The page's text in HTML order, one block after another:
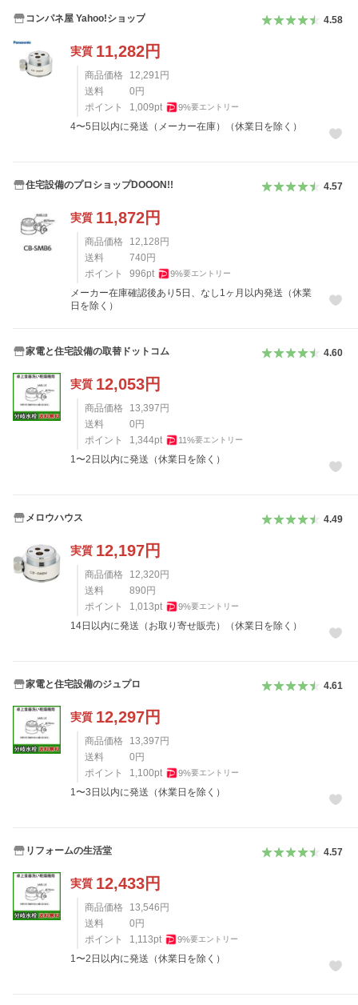
コンパネ屋 Yahoo!ショップ 4.58
実質 11,282円
商品価格 12,291 円
送料
0 円
ポイント
1,009pt 9%要エントリー
4〜5日以内に発送（メーカー在庫）（休業日を除く）
住宅設備のプロショップDOOON!! 4.57
実質 11,872円
商品価格 12,128 円
送料
740 円
ポイント
996pt 9%要エントリー
メーカー在庫確認後あり5日、なし1ヶ月以内発送（休業
日を除く）
家電と住宅設備の取替ドットコム 4.60
実質 12,053円
商品価格 13,397 円
送料
0 円
ポイント
1,344pt 11%要エントリー
1〜2日以内に発送（休業日を除く）
メロウハウス 4.49
実質 12,197円
商品価格 12,320 円
送料
890 円
ポイント
1,013pt 9%要エントリー
14日以内に発送（お取り寄せ販売）（休業日を除く）
家電と住宅設備のジュプロ 4.61
実質 12,297円
商品価格 13,397 円
送料
0 円
ポイント
1,100pt 9%要エントリー
1〜3日以内に発送（休業日を除く）
リフォームの生活堂 4.57
実質 12,433円
商品価格 13,546 円
送料
0 円
ポイント
1,113pt 9%要エントリー
1〜2日以内に発送（休業日を除く）